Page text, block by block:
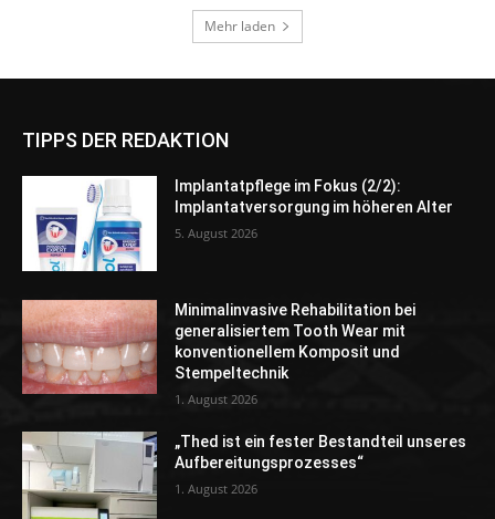
TIPPS DER REDAKTION
Implantatpflege im Fokus (2/2):
Implantatversorgung im höheren Alter
5. August 2026
Minimalinvasive Rehabilitation bei
generalisiertem Tooth Wear mit
konventionellem Komposit und
Stempeltechnik
1. August 2026
„Thed ist ein fester Bestandteil unseres
Aufbereitungsprozesses“
1. August 2026